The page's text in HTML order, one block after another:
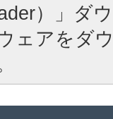
）」ダ
ェアをダ